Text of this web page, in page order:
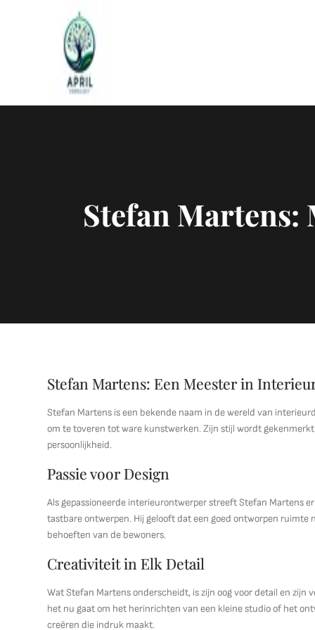
Stefan
Stefan Martens: Een Meester in
Stefan Martens is een bekende naam in de wereld van
om te toveren tot ware kunstwerken. Zijn stijl wordt
persoonlijkheid.
Passie voor Design
Als gepassioneerde interieurontwerper streeft Stefan Martens
tastbare ontwerpen. Hij gelooft dat een goed ontworpen ruimte
behoeften van de bewoners.
Creativiteit in Elk Detail
Wat Stefan Martens onderscheidt, is zijn oog voor detail en zijn
het nu gaat om het herinrichten van een kleine studio of het
creëren die indruk maakt.